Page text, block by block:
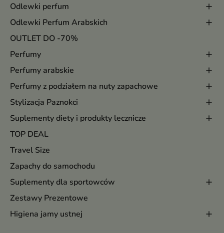
Odlewki perfum
Odlewki Perfum Arabskich
OUTLET DO -70%
Perfumy
Perfumy arabskie
Perfumy z podziałem na nuty zapachowe
Stylizacja Paznokci
Suplementy diety i produkty lecznicze
TOP DEAL
Travel Size
Zapachy do samochodu
Suplementy dla sportowców
Zestawy Prezentowe
Higiena jamy ustnej